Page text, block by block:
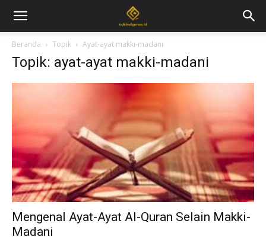
Beranda Topik Ayat-ayat makki-madani
Topik: ayat-ayat makki-madani
Mengenal Ayat-Ayat Al-Quran Selain Makki-
Madani